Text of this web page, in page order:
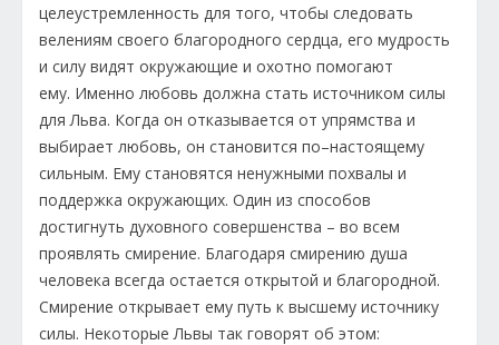
целеустремленность для того, чтобы следовать
велениям своего благородного сердца, его мудрость
и силу видят окружающие и охотно помогают
ему. Именно любовь должна стать источником силы
для Льва. Когда он отказывается от упрямства и
выбирает любовь, он становится по–настоящему
сильным. Ему становятся ненужными похвалы и
поддержка окружающих. Один из способов
достигнуть духовного совершенства – во всем
проявлять смирение. Благодаря смирению душа
человека всегда остается открытой и благородной.
Смирение открывает ему путь к высшему источнику
силы. Некоторые Львы так говорят об этом: